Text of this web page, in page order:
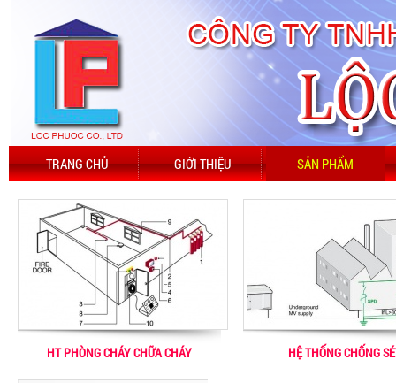
TRANG CHỦ GIỚI THIỆU SẢN PHẨM
HT PHÒNG CHÁY CHỮA CHÁY HỆ THỐNG CHỐNG